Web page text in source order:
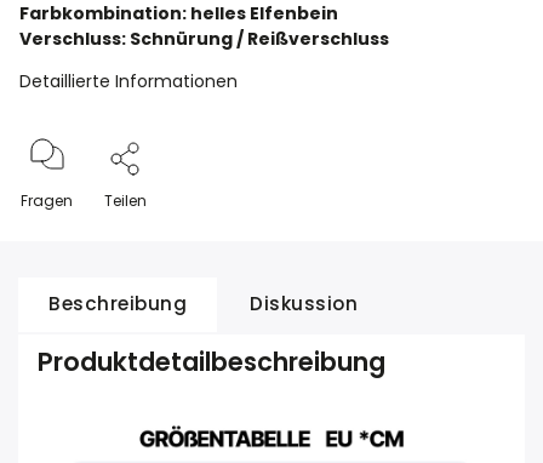
Farbkombination: helles Elfenbein
Verschluss: Schnürung / Reißverschluss
Detaillierte Informationen
Fragen Teilen
Beschreibung Diskussion
Produktdetailbeschreibung